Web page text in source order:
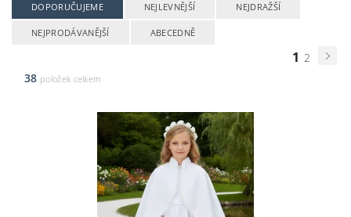
DOPORUČUJEME NEJLEVNĚJŠÍ NEJDRAŽŠÍ
NEJPRODÁVANĚJŠÍ ABECEDNĚ
1 2
38 položek celkem